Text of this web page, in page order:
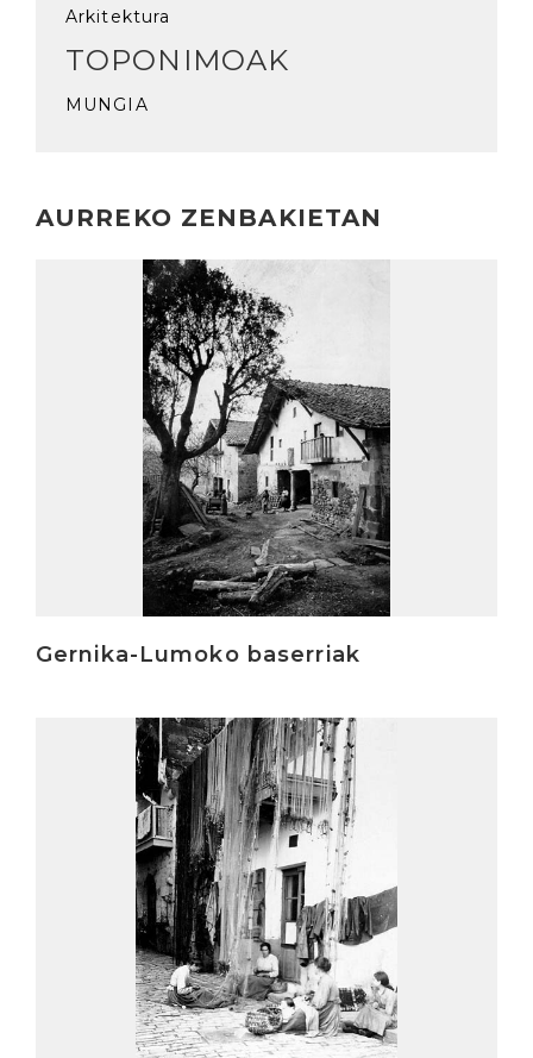
Arkitektura
TOPONIMOAK
MUNGIA
AURREKO ZENBAKIETAN
Gernika-Lumoko baserriak